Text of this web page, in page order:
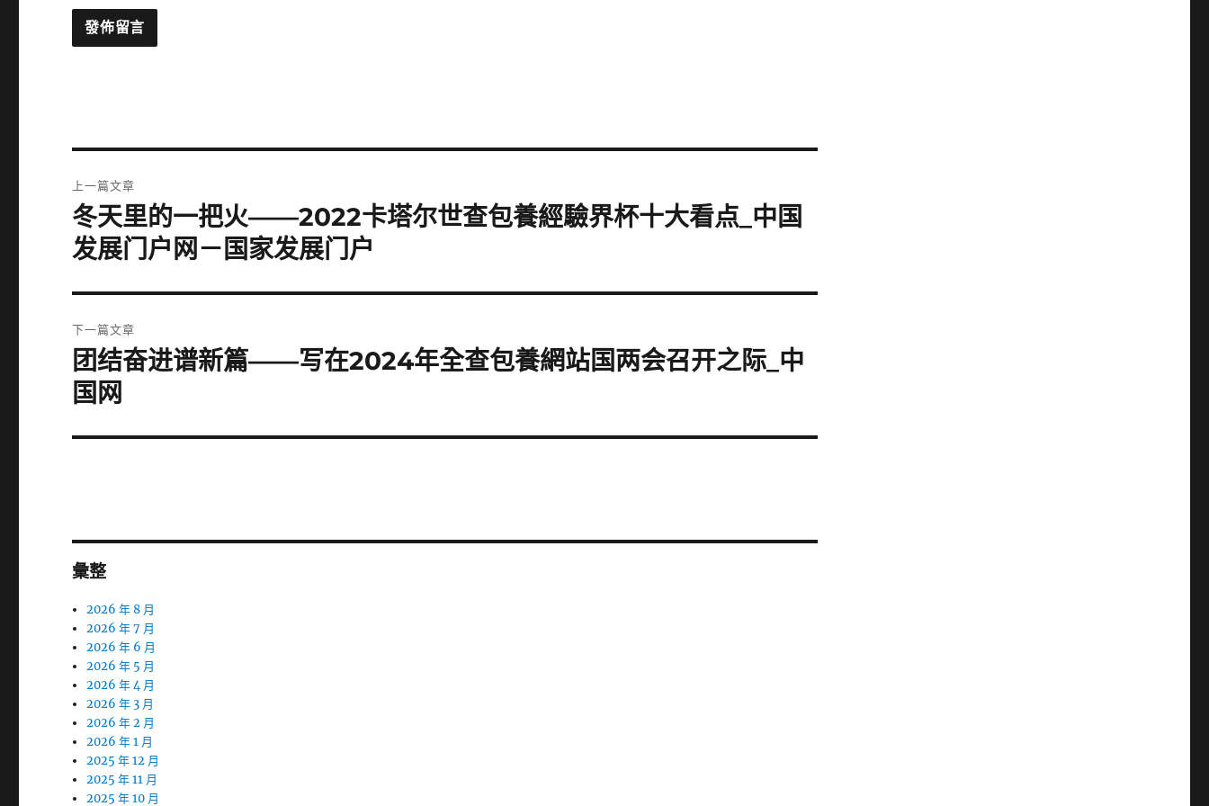
章
導
上一篇文章
上
一
篇
文
冬天里的一把火——2022卡塔尔世查包養經驗界杯十大看点_中国
发展门户网－国家发展门户
下一篇文章
下
一
篇
文
团结奋进谱新篇——写在2024年全查包養網站国两会召开之际_中
国网
彙整
2026 年 8 月
2026 年 7 月
2026 年 6 月
2026 年 5 月
2026 年 4 月
2026 年 3 月
2026 年 2 月
2026 年 1 月
2025 年 12 月
2025 年 11 月
2025 年 10 月